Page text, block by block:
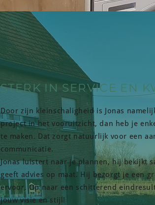
STERK IN SERVICE EN
Door zijn kleinschaligheid is Jonas
project in het vooruitzicht, dan heb je
te maken. Dat zorgt natuurlijk voor een
communicatie.
Jonas luistert naar je plannen, hij bekijkt
geeft advies op maat. Hij bezorgt je een
ervoor. Op naar een schitterend
jouw visie en stijl!